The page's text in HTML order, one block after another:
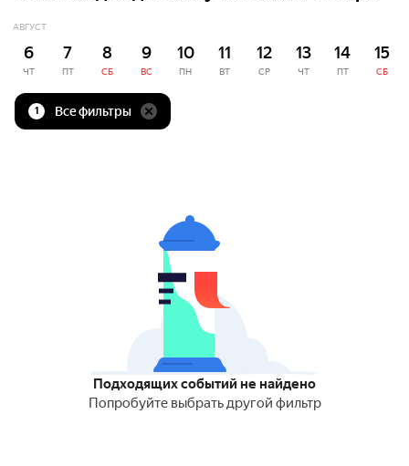
АВГУСТ
6
ЧТ
7
ПТ
8
СБ
9
ВС
10
ПН
11
ВТ
12
СР
13
ЧТ
14
ПТ
15
СБ
1 Все фильтры
Подходящих событий не найдено
Попробуйте выбрать другой фильтр